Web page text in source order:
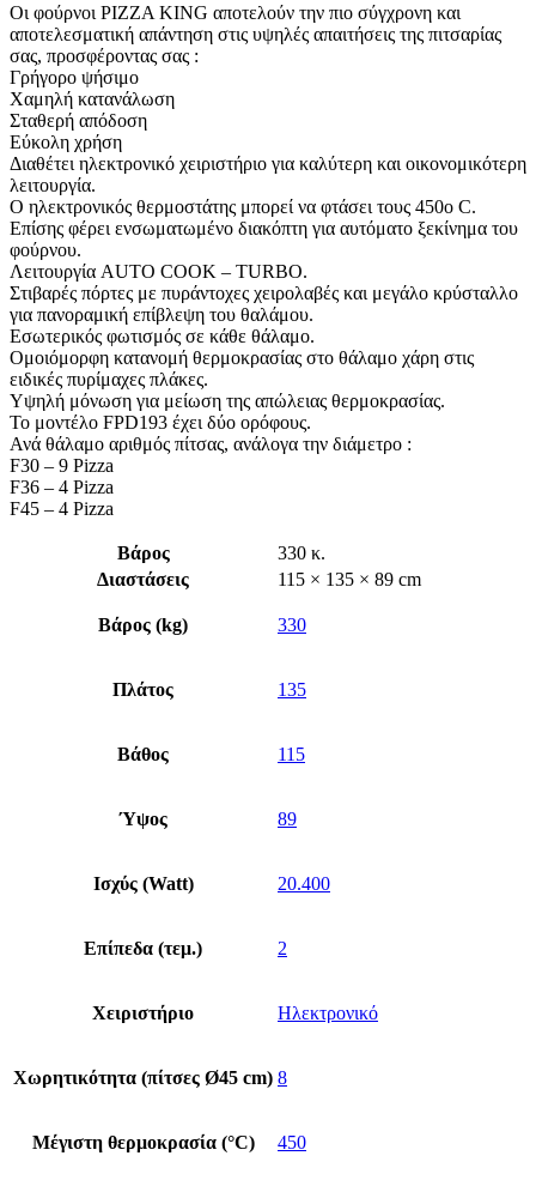
Οι φούρνοι PIZZA KING αποτελούν την πιο σύγχρονη και
αποτελεσματική απάντηση στις υψηλές απαιτήσεις της πιτσαρίας
σας, προσφέροντας σας :
Γρήγορο ψήσιμο
Χαμηλή κατανάλωση
Σταθερή απόδοση
Εύκολη χρήση
Διαθέτει ηλεκτρονικό χειριστήριο για καλύτερη και οικονομικότερη
λειτουργία.
Ο ηλεκτρονικός θερμοστάτης μπορεί να φτάσει τους 450o C.
Επίσης φέρει ενσωματωμένο διακόπτη για αυτόματο ξεκίνημα του
φούρνου.
Λειτουργία AUTO COOK – TURBO.
Στιβαρές πόρτες με πυράντοχες χειρολαβές και μεγάλο κρύσταλλο
για πανοραμική επίβλεψη του θαλάμου.
Εσωτερικός φωτισμός σε κάθε θάλαμο.
Ομοιόμορφη κατανομή θερμοκρασίας στο θάλαμο χάρη στις
ειδικές πυρίμαχες πλάκες.
Υψηλή μόνωση για μείωση της απώλειας θερμοκρασίας.
Το μοντέλο FPD193 έχει δύο ορόφους.
Ανά θάλαμο αριθμός πίτσας, ανάλογα την διάμετρο :
F30 – 9 Pizza
F36 – 4 Pizza
F45 – 4 Pizza
Βάρος
330 κ.
Διαστάσεις
115 × 135 × 89 cm
Βάρος (kg) 330
Πλάτος 135
Βάθος 115
Ύψος 89
Ισχύς (Watt) 20.400
Επίπεδα (τεμ.) 2
Χειριστήριο Ηλεκτρονικό
Χωρητικότητα (πίτσες Ø45 cm) 8
Μέγιστη θερμοκρασία (°C) 450